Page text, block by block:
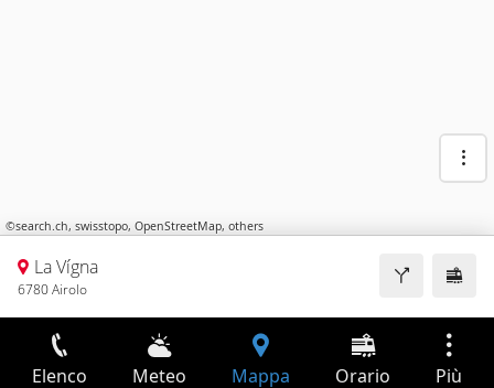
©search.ch, swisstopo, OpenStreetMap, others
La Vígna
6780 Airolo
Elenco Meteo Mappa Orario Più